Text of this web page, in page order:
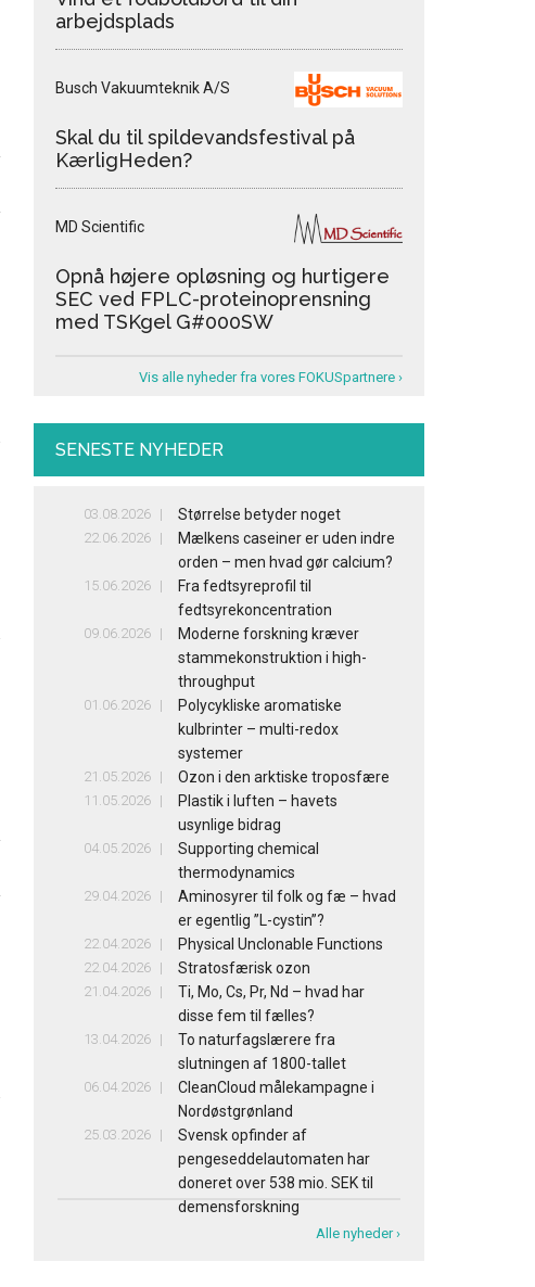
arbejdsplads
Busch Vakuumteknik A/S
Skal du til spildevandsfestival på
KærligHeden?
MD Scientific
Opnå højere opløsning og hurtigere
SEC ved FPLC-proteinoprensning
med TSKgel G#000SW
Vis alle nyheder fra vores FOKUSpartnere ›
SENESTE NYHEDER
03.08.2026 Størrelse betyder noget
22.06.2026
Mælkens caseiner er uden indre
orden – men hvad gør calcium?
15.06.2026
Fra fedtsyreprofil til
fedtsyrekoncentration
09.06.2026
Moderne forskning kræver
stammekonstruktion i high-
throughput
01.06.2026
Polycykliske aromatiske
kulbrinter – multi-redox
systemer
21.05.2026 Ozon i den arktiske troposfære
11.05.2026
Plastik i luften – havets
usynlige bidrag
04.05.2026
Supporting chemical
thermodynamics
29.04.2026
Aminosyrer til folk og fæ – hvad
er egentlig ”L-cystin”?
22.04.2026 Physical Unclonable Functions
22.04.2026 Stratosfærisk ozon
21.04.2026
Ti, Mo, Cs, Pr, Nd – hvad har
disse fem til fælles?
13.04.2026
To naturfagslærere fra
slutningen af 1800-tallet
06.04.2026
CleanCloud målekampagne i
Nordøstgrønland
25.03.2026
Svensk opfinder af
pengeseddelautomaten har
doneret over 538 mio. SEK til
demensforskning
Alle nyheder ›